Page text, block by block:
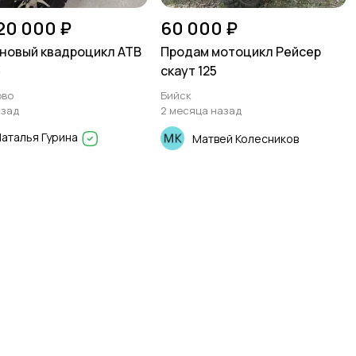
000 ₽
квадроцикл АТВ
Гурина
60 000 ₽
Продам мотоцикл Рейсер
скаут 125
Бийск
2 месяца назад
Матвей Колесников